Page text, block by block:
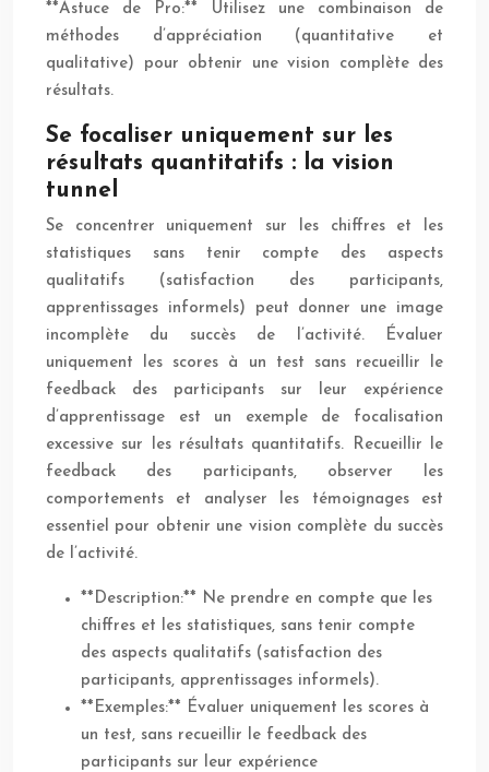
**Astuce de Pro:** Utilisez une combinaison de
méthodes d’appréciation (quantitative et
qualitative) pour obtenir une vision complète des
résultats.
Se focaliser uniquement sur les
résultats quantitatifs : la vision
tunnel
Se concentrer uniquement sur les chiffres et les
statistiques sans tenir compte des aspects
qualitatifs (satisfaction des participants,
apprentissages informels) peut donner une image
incomplète du succès de l’activité. Évaluer
uniquement les scores à un test sans recueillir le
feedback des participants sur leur expérience
d’apprentissage est un exemple de focalisation
excessive sur les résultats quantitatifs. Recueillir le
feedback des participants, observer les
comportements et analyser les témoignages est
essentiel pour obtenir une vision complète du succès
de l’activité.
**Description:** Ne prendre en compte que les
chiffres et les statistiques, sans tenir compte
des aspects qualitatifs (satisfaction des
participants, apprentissages informels).
**Exemples:** Évaluer uniquement les scores à
un test, sans recueillir le feedback des
participants sur leur expérience